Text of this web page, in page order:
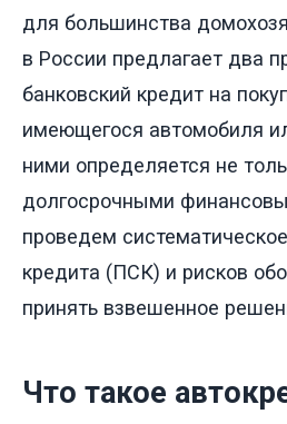
для большинства
в России предлагает два
банковский кредит на
имеющегося автомобиля
ними определяется не
долгосрочными
проведем
кредита (ПСК) и рисков
принять взвешенное
Что такое